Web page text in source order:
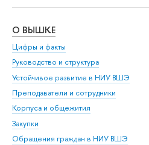
О ВЫШКЕ
Цифры и факты
Руководство и структура
Устойчивое развитие в НИУ ВШЭ
Преподаватели и сотрудники
Корпуса и общежития
Закупки
Обращения граждан в НИУ ВШЭ